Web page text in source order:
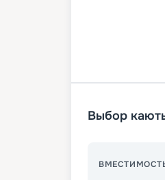
Выбор